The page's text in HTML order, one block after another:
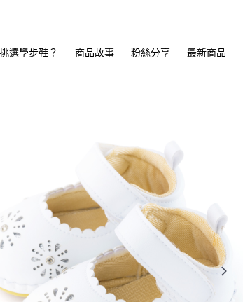
選學步鞋？ 商品故事 粉絲分享 最新商品